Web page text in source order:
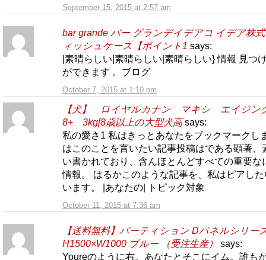
September 15, 2015 at 2:57 am
bar grande バー グランデイデアコ イデア株
ィッシュケース【ポイント1 says:
October 7, 2015 at 1:10 pm
|素晴らしい|素晴らしい|素晴らしい} 情報 見つ
ができます 。ブログ
【犬】 ロイヤルカナン マキシ エイジ
8+ 3kg[8歳以上の大型犬高 says:
October 11, 2015 at 7:36 am
私の愛さ1 私はきっとあなたをブックマークし
はこのことを言いたい記事投稿はである顕著、
い書かれており、含んほとんどすべての重要な
情報。 はるかこのような記事を、私はピアし
います。 |あなたの| トピック対象
【送料無料】パーティション Dパネルシリー
H1500×W1000 ブルー （受注生産）
says:
Youreのように右。あなたとそこにイム。誰も